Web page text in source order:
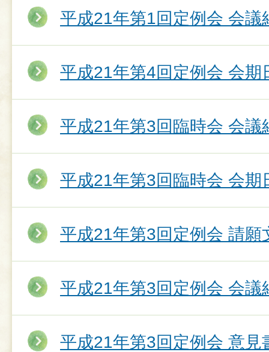
平成21年第1回定例会 会議
平成21年第4回定例会 会期
平成21年第3回臨時会 会議
平成21年第3回臨時会 会期
平成21年第3回定例会 請願
平成21年第3回定例会 会議
平成21年第3回定例会 意見